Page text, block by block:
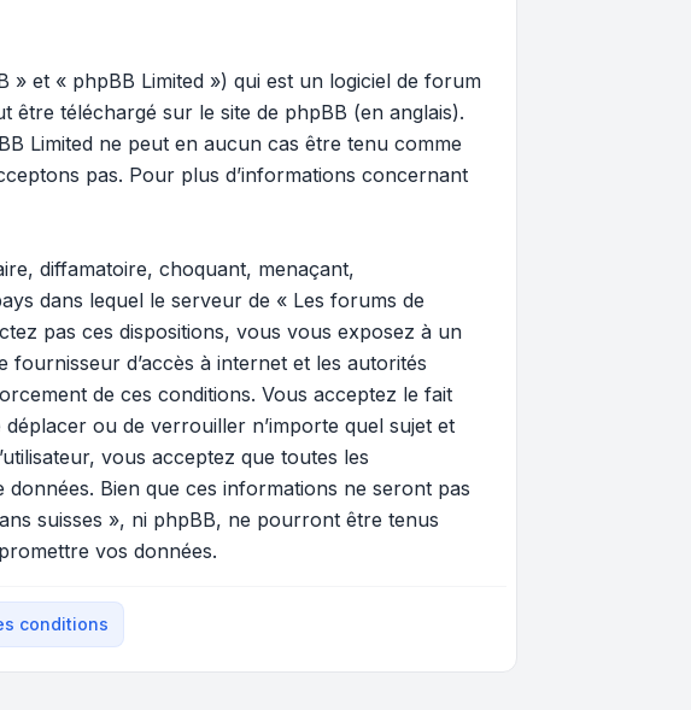
et « phpBB Limited ») qui est un logiciel de forum
être téléchargé sur le site de phpBB (en anglais).
Limited ne peut en aucun cas être tenu comme
pas. Pour plus d’informations concernant
diffamatoire, choquant, menaçant,
dans lequel le serveur de « Les forums de
pas ces dispositions, vous vous exposez à un
d’accès à internet et les autorités
de ces conditions. Vous acceptez le fait
ou de verrouiller n’importe quel sujet et
vous acceptez que toutes les
Bien que ces informations ne seront pas
suisses », ni phpBB, ne pourront être tenus
vos données.
conditions